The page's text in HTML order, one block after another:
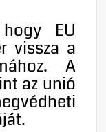
EU
vissza a
A
az unió